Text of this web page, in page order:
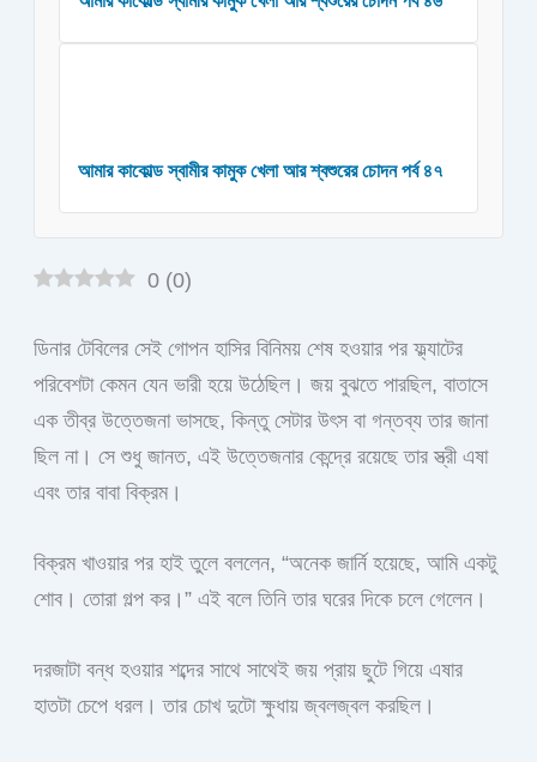
আমার কাকোল্ড স্বামীর কামুক খেলা আর শ্বশুরের চোদন পর্ব ৪৭
0 (0)
ডিনার টেবিলের সেই গোপন হাসির বিনিময় শেষ হওয়ার পর ফ্ল্যাটের
পরিবেশটা কেমন যেন ভারী হয়ে উঠেছিল। জয় বুঝতে পারছিল, বাতাসে
এক তীব্র উত্তেজনা ভাসছে, কিন্তু সেটার উৎস বা গন্তব্য তার জানা
ছিল না। সে শুধু জানত, এই উত্তেজনার কেন্দ্রে রয়েছে তার স্ত্রী এষা
এবং তার বাবা বিক্রম।
বিক্রম খাওয়ার পর হাই তুলে বললেন, “অনেক জার্নি হয়েছে, আমি একটু
শোব। তোরা গল্প কর।” এই বলে তিনি তার ঘরের দিকে চলে গেলেন।
দরজাটা বন্ধ হওয়ার শব্দের সাথে সাথেই জয় প্রায় ছুটে গিয়ে এষার
হাতটা চেপে ধরল। তার চোখ দুটো ক্ষুধায় জ্বলজ্বল করছিল।